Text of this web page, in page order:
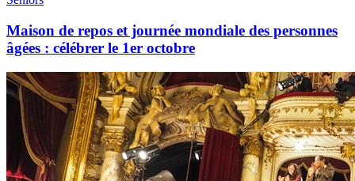
Maison de repos et journée mondiale des personnes
âgées : célébrer le 1er octobre